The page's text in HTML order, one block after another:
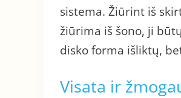
sistema. Žiūrint iš
žiūrima iš šono, ji
disko forma išliktų,
Visata ir